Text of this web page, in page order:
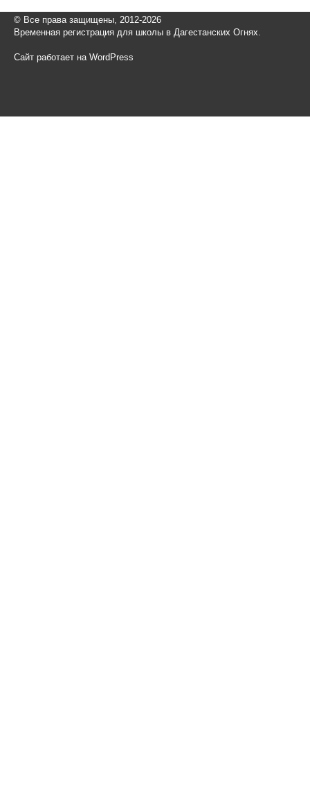
© Все права защищены, 2012-2026
Временная регистрация для школы в Дагестанских Огнях.
Сайт работает на WordPress